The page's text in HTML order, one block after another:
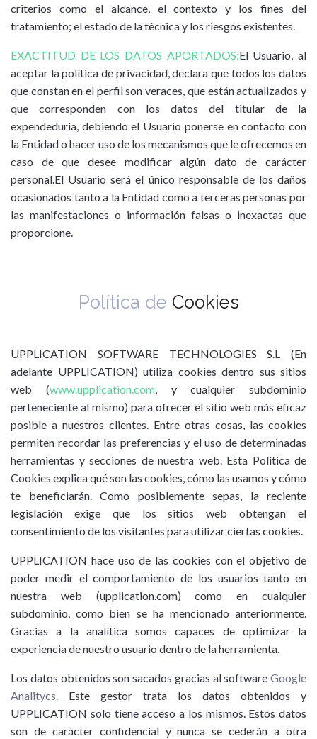
criterios como el alcance, el contexto y los fines del
tratamiento; el estado de la técnica y los riesgos existentes.
EXACTITUD DE LOS DATOS APORTADOS:El Usuario, al
aceptar la política de privacidad, declara que todos los datos
que constan en el perfil son veraces, que están actualizados y
que corresponden con los datos del titular de la
expendeduría, debiendo el Usuario ponerse en contacto con
la Entidad o hacer uso de los mecanismos que le ofrecemos en
caso de que desee modificar algún dato de carácter
personal.El Usuario será el único responsable de los daños
ocasionados tanto a la Entidad como a terceras personas por
las manifestaciones o información falsas o inexactas que
proporcione.
Política de Cookies
UPPLICATION SOFTWARE TECHNOLOGIES S.L (En
adelante UPPLICATION) utiliza cookies dentro sus sitios
web (www.upplication.com, y cualquier subdominio
perteneciente al mismo) para ofrecer el sitio web más eficaz
posible a nuestros clientes. Entre otras cosas, las cookies
permiten recordar las preferencias y el uso de determinadas
herramientas y secciones de nuestra web. Esta Política de
Cookies explica qué son las cookies, cómo las usamos y cómo
te beneficiarán. Como posiblemente sepas, la reciente
legislación exige que los sitios web obtengan el
consentimiento de los visitantes para utilizar ciertas cookies.
UPPLICATION hace uso de las cookies con el objetivo de
poder medir el comportamiento de los usuarios tanto en
nuestra web (upplication.com) como en cualquier
subdominio, como bien se ha mencionado anteriormente.
Gracias a la analítica somos capaces de optimizar la
experiencia de nuestro usuario dentro de la herramienta.
Los datos obtenidos son sacados gracias al software Google
Analitycs. Este gestor trata los datos obtenidos y
UPPLICATION solo tiene acceso a los mismos. Estos datos
son de carácter confidencial y nunca se cederán a otra